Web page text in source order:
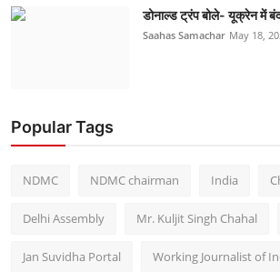
डोनाल्ड ट्रंप बोले- यूक्रेन में
Saahas Samachar May 18,
Popular Tags
NDMC NDMC chairman India
Delhi Assembly Mr. Kuljit Singh Chahal
Jan Suvidha Portal Working Journalist of